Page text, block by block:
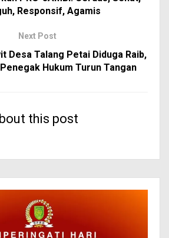
Responsif, Agamis
Next Post
Desa Talang Petai Diduga Raib,
Hukum Turun Tangan
this post